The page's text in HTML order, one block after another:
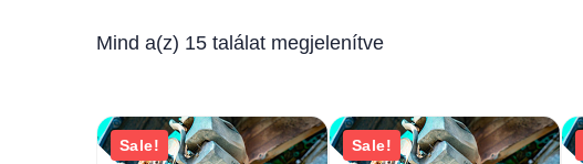
Mind a(z) 15 találat megjelenítve
Sale! Sale!